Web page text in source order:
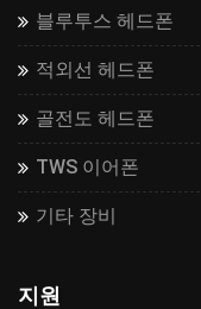
블루투스 헤드폰
적외선 헤드폰
골전도 헤드폰
TWS 이어폰
기타 장비
지원